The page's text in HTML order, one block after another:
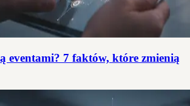
eventami? 7 faktów, które zmienią